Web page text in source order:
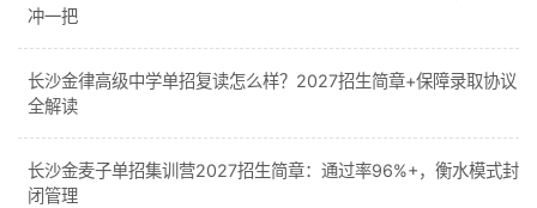
冲一把
长沙金律高级中学单招复读怎么样？2027招生简章+保障录取协议
全解读
长沙金麦子单招集训营2027招生简章：通过率96%+，衡水模式封
闭管理